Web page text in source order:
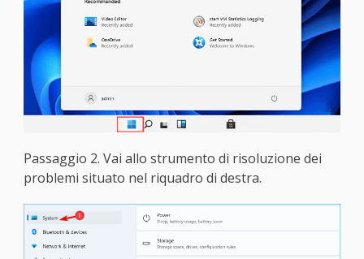
Passaggio 2. Vai allo strumento di risoluzione dei
problemi situato nel riquadro di destra.